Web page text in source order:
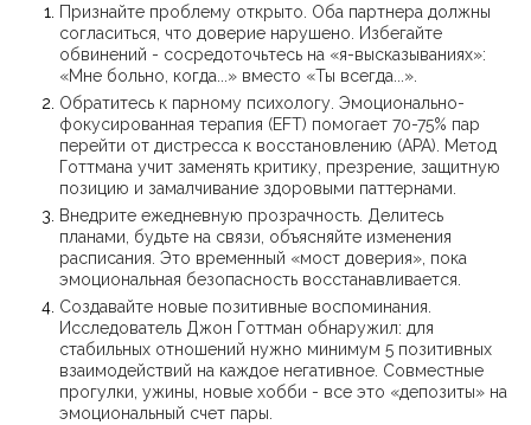
Признайте проблему открыто. Оба партнера должны
согласиться, что доверие нарушено. Избегайте
обвинений - сосредоточьтесь на «я-высказываниях»:
«Мне больно, когда...» вместо «Ты всегда...».
Обратитесь к парному психологу. Эмоционально-
фокусированная терапия (EFT) помогает 70-75% пар
перейти от дистресса к восстановлению (APA). Метод
Готтмана учит заменять критику, презрение, защитную
позицию и замалчивание здоровыми паттернами.
Внедрите ежедневную прозрачность. Делитесь
планами, будьте на связи, объясняйте изменения
расписания. Это временный «мост доверия», пока
эмоциональная безопасность восстанавливается.
Создавайте новые позитивные воспоминания.
Исследователь Джон Готтман обнаружил: для
стабильных отношений нужно минимум 5 позитивных
взаимодействий на каждое негативное. Совместные
прогулки, ужины, новые хобби - все это «депозиты» на
эмоциональный счет пары.